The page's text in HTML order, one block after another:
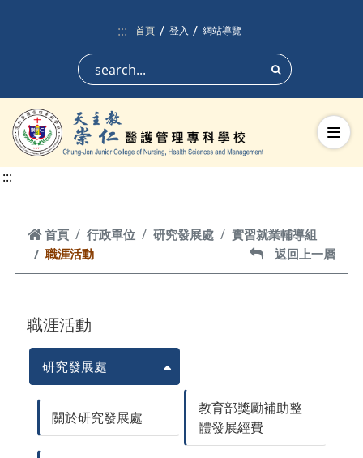
:::
首頁 登入 網站導覽
搜尋
切換
:::
首頁
首頁 行政單位 研究發展處
實習就業輔導組
職涯活動
返回上一層
返回上一層
職涯活動
研究發展處
關於研究發展處
教育部獎勵補助整
體發展經費